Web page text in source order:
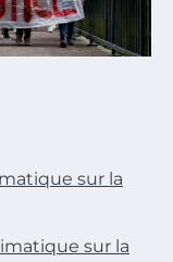
sur la
sur la